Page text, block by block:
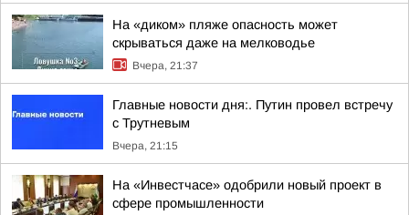
На «диком» пляже опасность может
скрываться даже на мелководье
Вчера, 21:37
Главные новости дня:. Путин провел встречу
с Трутневым
Вчера, 21:15
На «Инвестчасе» одобрили новый проект в
сфере промышленности